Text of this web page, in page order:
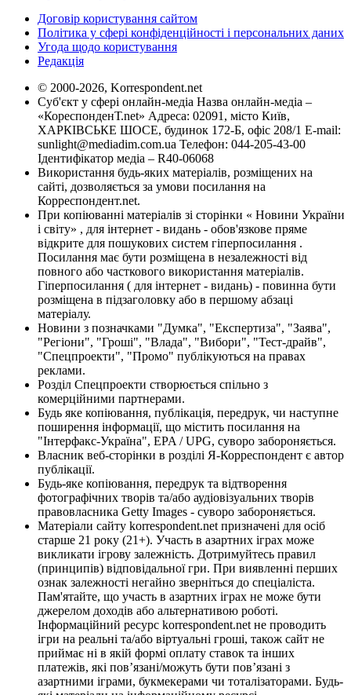
Договір користування сайтом
Політика у сфері конфіденційності і персональних даних
Угода щодо користування
Редакція
© 2000-2026, Korrespondent.net
Суб'єкт у сфері онлайн-медіа Назва онлайн-медіа –
«КореспонденТ.net» Адреса: 02091, місто Київ,
ХАРКІВСЬКЕ ШОСЕ, будинок 172-Б, офіс 208/1 E-mail:
sunlight@mediadim.com.ua Телефон: 044-205-43-00
Ідентифікатор медіа – R40-06068
Використання будь-яких матеріалів, розміщених на
сайті, дозволяється за умови посилання на
Корреспондент.net.
При копіюванні матеріалів зі сторінки « Новини України
і світу» , для інтернет - видань - обов'язкове пряме
відкрите для пошукових систем гіперпосилання .
Посилання має бути розміщена в незалежності від
повного або часткового використання матеріалів.
Гіперпосилання ( для інтернет - видань) - повинна бути
розміщена в підзаголовку або в першому абзаці
матеріалу.
Новини з позначками "Думка", "Експертиза", "Заява",
"Регіони", "Гроші", "Влада", "Вибори", "Тест-драйв",
"Спецпроекти", "Промо" публікуються на правах
реклами.
Розділ Спецпроекти створюється спільно з
комерційними партнерами.
Будь яке копіювання, публікація, передрук, чи наступне
поширення інформації, що містить посилання на
"Інтерфакс-Україна", EPA / UPG, суворо забороняється.
Власник веб-сторінки в розділі Я-Корреспондент є автор
публікації.
Будь-яке копіювання, передрук та відтворення
фотографічних творів та/або аудіовізуальних творів
правовласника Getty Images - суворо забороняється.
Матеріали сайту korrespondent.net призначені для осіб
старше 21 року (21+). Участь в азартних іграх може
викликати ігрову залежність. Дотримуйтесь правил
(принципів) відповідальної гри. При виявленні перших
ознак залежності негайно зверніться до спеціаліста.
Пам'ятайте, що участь в азартних іграх не може бути
джерелом доходів або альтернативою роботі.
Інформаційний ресурс korrespondent.net не проводить
ігри на реальні та/або віртуальні гроші, також сайт не
приймає ні в якій формі оплату ставок та інших
платежів, які пов’язані/можуть бути пов’язані з
азартними іграми, букмекерами чи тоталізаторами. Будь-